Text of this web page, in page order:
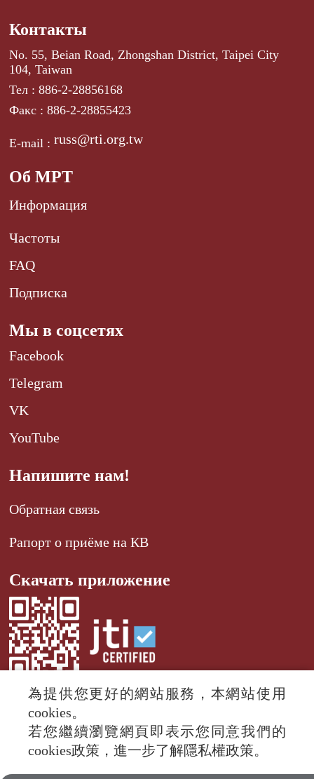
Контакты
No. 55, Beian Road, Zhongshan District, Taipei City
104, Taiwan
Тел : 886-2-28856168
Факс : 886-2-28855423
E-mail :russ@rti.org.tw
Об МРТ
Информация
Частоты
FAQ
Подписка
Мы в соцсетях
Facebook
Telegram
VK
YouTube
Напишите нам!
Обратная связь
Рапорт о приёме на КВ
Скачать приложение
© 2024 RTI (Radio Taiwan International).
All rights reserved.
為提供您更好的網站服務，本網站使用
cookies。
若您繼續瀏覽網頁即表示您同意我們的
cookies政策，進一步了解隱私權政策。